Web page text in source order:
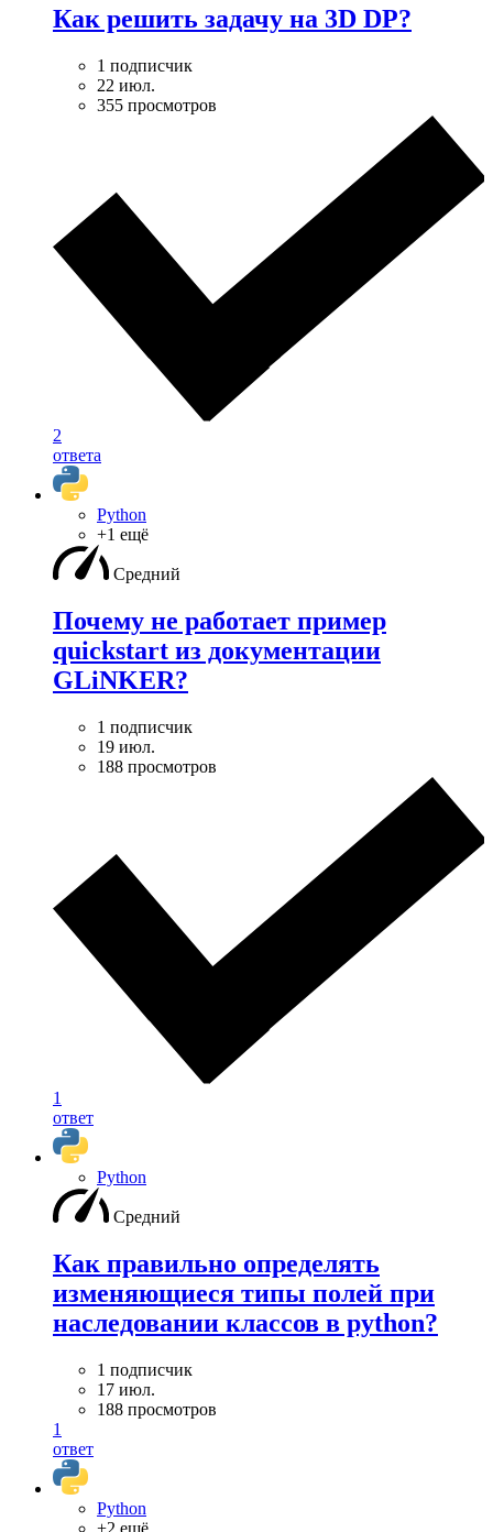
Как решить задачу на 3D DP?
1 подписчик
22 июл.
355 просмотров
2
ответа
Python
+1 ещё
Средний
Почему не работает пример
quickstart из документации
GLiNKER?
1 подписчик
19 июл.
188 просмотров
1
ответ
Python
Средний
Как правильно определять
изменяющиеся типы полей при
наследовании классов в python?
1 подписчик
17 июл.
188 просмотров
1
ответ
Python
+2 ещё